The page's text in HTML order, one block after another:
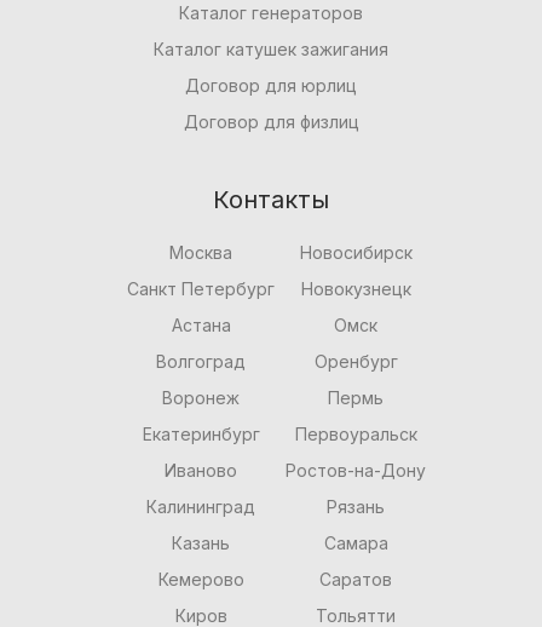
Каталог генераторов
Каталог катушек зажигания
Договор для юрлиц
Договор для физлиц
Контакты
Москва
Санкт Петербург
Астана
Волгоград
Воронеж
Екатеринбург
Иваново
Калининград
Казань
Кемерово
Киров
Новосибирск
Новокузнецк
Омск
Оренбург
Пермь
Первоуральск
Ростов-на-Дону
Рязань
Самара
Саратов
Тольятти